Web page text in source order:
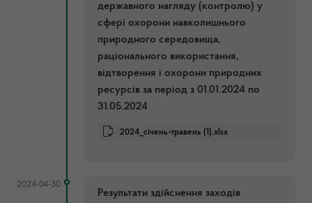
державного нагляду (контролю) у
сфері охорони навколишнього
природного середовища,
раціонального використання,
відтворення і охорони природних
ресурсів за період з 01.01.2024 по
31.05.2024
2024_січень-травень (1).xlsx
2024-04-30
Результати здійснення заходів